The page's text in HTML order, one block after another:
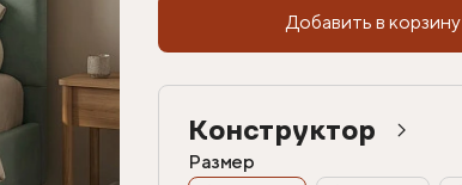
Добавить в корзину
Конструктор
Размер